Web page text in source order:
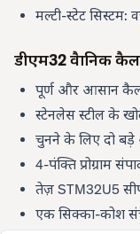
मल्टी-स्टेट
डीएम32 वैज्ञानिक
पूर्ण और आसान
स्टेनलेस स्टील के
चुनने के लिए दो बड़े
4-पंक्ति प्रोग्राम
तेज़ STM32U5
एक सिक्का-कोश